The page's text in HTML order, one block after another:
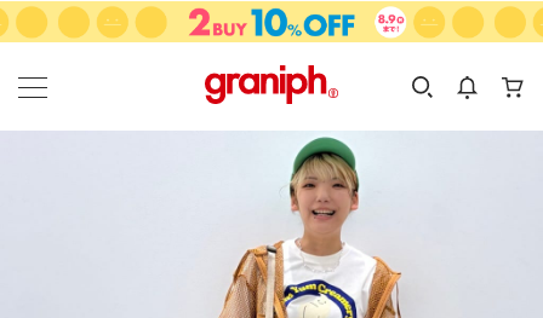
カテゴリーから探す
KIDS
カテゴリ
サイズ